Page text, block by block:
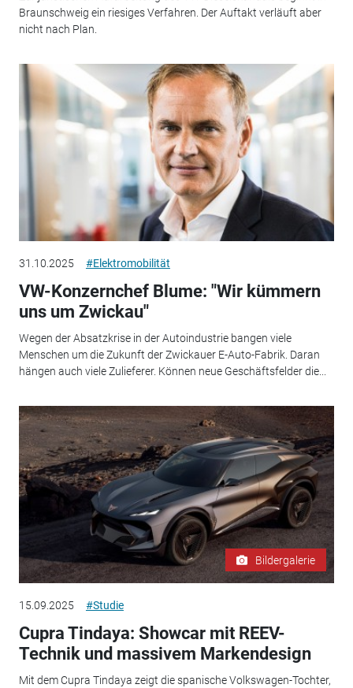
Braunschweig ein riesiges Verfahren. Der Auftakt verläuft aber
nicht nach Plan.
31.10.2025 #Elektromobilität
VW-Konzernchef Blume: "Wir kümmern
uns um Zwickau"
Wegen der Absatzkrise in der Autoindustrie bangen viele
Menschen um die Zukunft der Zwickauer E-Auto-Fabrik. Daran
hängen auch viele Zulieferer. Können neue Geschäftsfelder die...
Bildergalerie
15.09.2025 #Studie
Cupra Tindaya: Showcar mit REEV-
Technik und massivem Markendesign
Mit dem Cupra Tindaya zeigt die spanische Volkswagen-Tochter,